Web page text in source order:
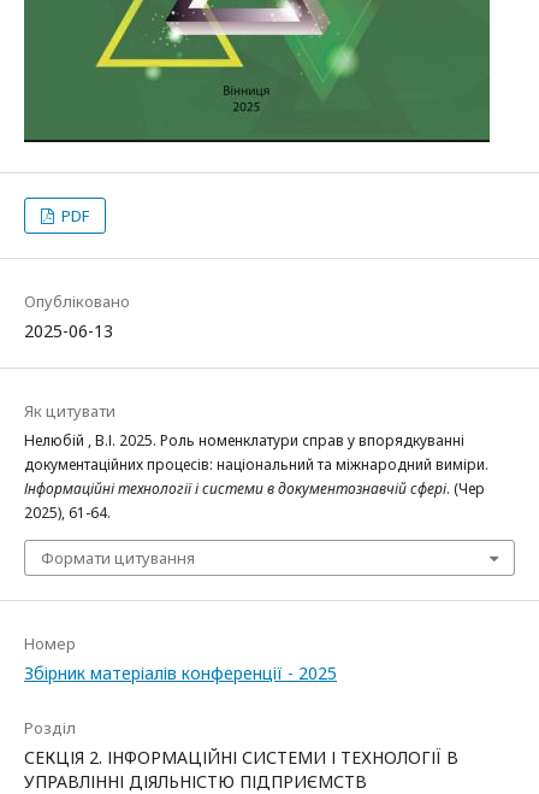
PDF
Опубліковано
2025-06-13
Як цитувати
Нелюбій , В.І. 2025. Роль номенклатури справ у впорядкуванні
документаційних процесів: національний та міжнародний виміри.
Інформаційні технології і системи в документознавчій сфері. (Чер
2025), 61-64.
Формати цитування
Номер
Збірник матеріалів конференції - 2025
Розділ
СЕКЦІЯ 2. ІНФОРМАЦІЙНІ СИСТЕМИ І ТЕХНОЛОГІЇ В
УПРАВЛІННІ ДІЯЛЬНІСТЮ ПІДПРИЄМСТВ